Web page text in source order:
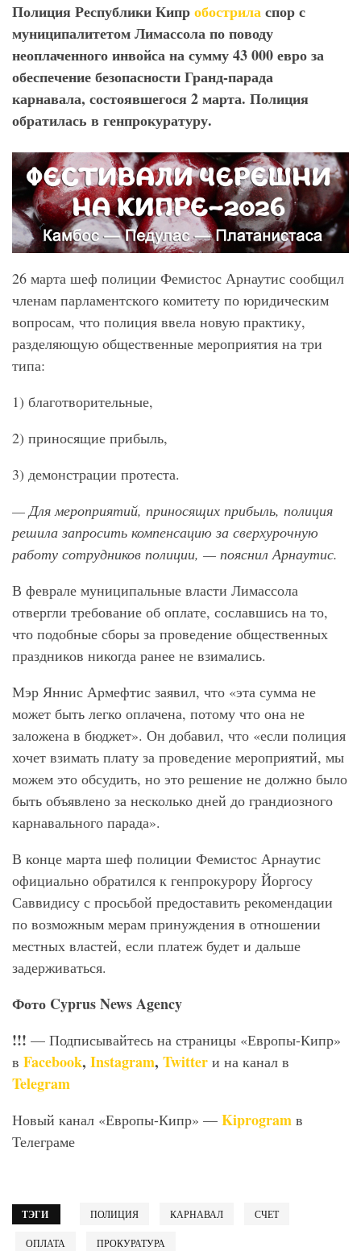
Полиция Республики Кипробостриласпор с
муниципалитетом Лимассола по поводу
неоплаченного инвойса на сумму 43 000 евро за
обеспечение безопасности Гранд-парада
карнавала, состоявшегося 2 марта. Полиция
обратилась в генпрокуратуру.
26 марта шеф полиции Фемистос Арнаутис сообщил
членам парламентского комитету по юридическим
вопросам, что полиция ввела новую практику,
разделяющую общественные мероприятия на три
типа:
1) благотворительные,
2) приносящие прибыль,
3) демонстрации протеста.
— Для мероприятий, приносящих прибыль, полиция
решила запросить компенсацию за сверхурочную
работу сотрудников полиции, — пояснил Арнаутис.
В феврале муниципальные власти Лимассола
отвергли требование об оплате, сославшись на то,
что подобные сборы за проведение общественных
праздников никогда ранее не взимались.
Мэр Яннис Армефтис заявил, что «эта сумма не
может быть легко оплачена, потому что она не
заложена в бюджет». Он добавил, что «если полиция
хочет взимать плату за проведение мероприятий, мы
можем это обсудить, но это решение не должно было
быть объявлено за несколько дней до грандиозного
карнавального парада».
В конце марта шеф полиции Фемистос Арнаутис
официально обратился к генпрокурору Йоргосу
Саввидису с просьбой предоставить рекомендации
по возможным мерам принуждения в отношении
местных властей, если платеж будет и дальше
задерживаться.
Фото Cyprus News Agency
!!! — Подписывайтесь на страницы «Европы-Кипр»
в Facebook, Instagram, Twitter и на канал в
Telegram
Новый канал «Европы-Кипр» — Kiprogram в
Телеграме
ТЭГИ ПОЛИЦИЯ КАРНАВАЛ СЧЕТ
ОПЛАТА ПРОКУРАТУРА